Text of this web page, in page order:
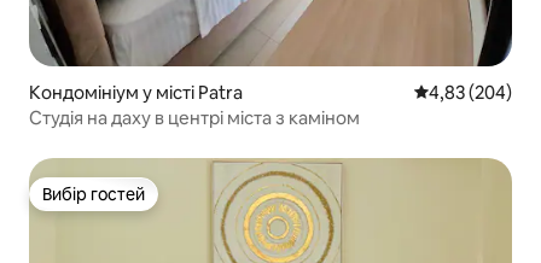
Кондомініум у місті Patra Середня
4,83 (204)
Студія на даху в центрі міста з каміном
Вибір гостей
Вибір гостей